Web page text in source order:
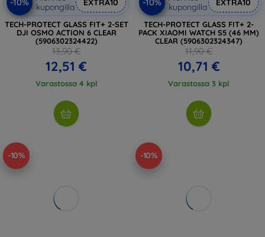
kupongilla
TECH-PROTECT GLASS FIT+ 2-SET
DJI OSMO ACTION 6 CLEAR
(5906302324422)
13,90 €
12,51 €
Varastossa 4 kpl
kupongilla
TECH-PROTECT GLASS FIT+ 2-
PACK XIAOMI WATCH S5 (46 MM)
CLEAR (5906302324347)
11,90 €
10,71 €
Varastossa 3 kpl
-10% -10%